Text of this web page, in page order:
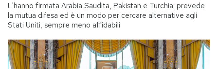
L'hanno firmata Arabia Saudita, Pakistan e Turchia: prevede
la mutua difesa ed è un modo per cercare alternative agli
Stati Uniti, sempre meno affidabili